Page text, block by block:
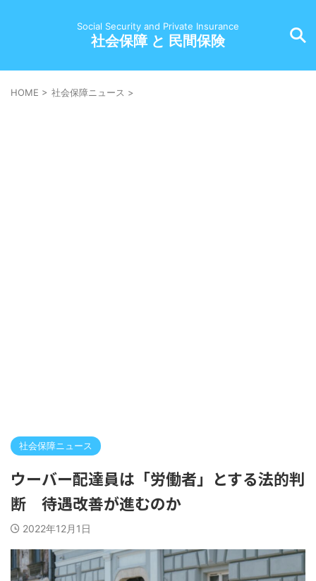
Social Security and Private Insurance
社会保障 と 民間保険
HOME > 社会保障ニュース >
社会保障ニュース
ウーバー配達員は「労働者」とする法的判
断 待遇改善が進むのか
2022年12月1日